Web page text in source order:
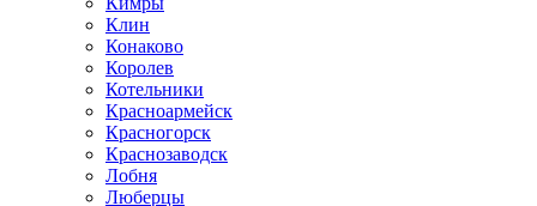
Клин
Конаково
Королев
Котельники
Красноармейск
Красногорск
Краснозаводск
Лобня
Люберцы